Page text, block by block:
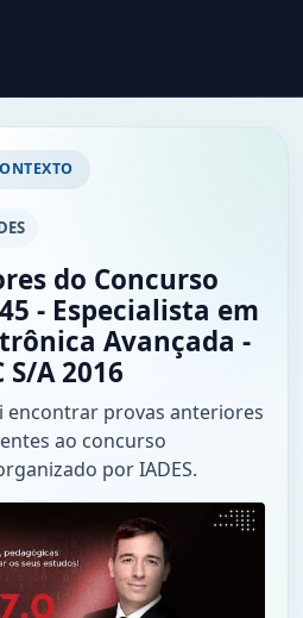
do Concurso
- Especialista em
Avançada -
S/A 2016
encontrar provas anteriores
ao concurso
por IADES.